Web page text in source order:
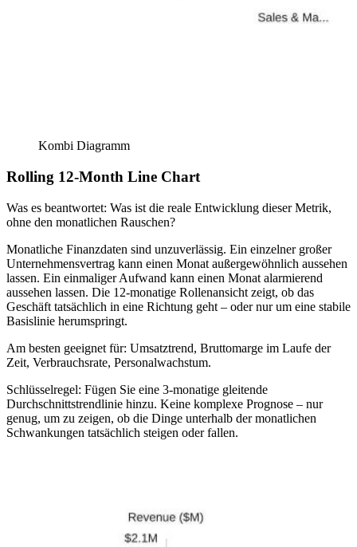
Kombi Diagramm
Rolling 12-Month Line Chart
Was es beantwortet: Was ist die reale Entwicklung dieser Metrik,
ohne den monatlichen Rauschen?
Monatliche Finanzdaten sind unzuverlässig. Ein einzelner großer
Unternehmensvertrag kann einen Monat außergewöhnlich aussehen
lassen. Ein einmaliger Aufwand kann einen Monat alarmierend
aussehen lassen. Die 12-monatige Rollenansicht zeigt, ob das
Geschäft tatsächlich in eine Richtung geht – oder nur um eine stabile
Basislinie herumspringt.
Am besten geeignet für: Umsatztrend, Bruttomarge im Laufe der
Zeit, Verbrauchsrate, Personalwachstum.
Schlüsselregel: Fügen Sie eine 3-monatige gleitende
Durchschnittstrendlinie hinzu. Keine komplexe Prognose – nur
genug, um zu zeigen, ob die Dinge unterhalb der monatlichen
Schwankungen tatsächlich steigen oder fallen.